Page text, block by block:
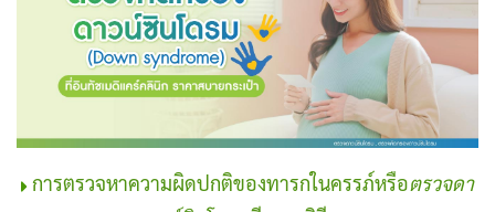
การตรวจหาความผิดปกติของทารกในครรภ์หรือตรวจดา